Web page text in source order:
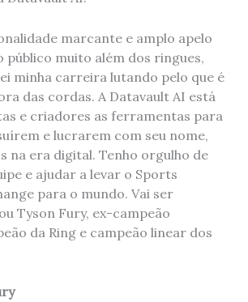
marcante e amplo apelo
público muito além dos ringues,
minha carreira lutando pelo que é
das cordas. A Datavault AI está
e criadores as ferramentas para
e lucrarem com seu nome,
na era digital. Tenho orgulho de
e ajudar a levar o Sports
para o mundo. Vai ser
Tyson Fury, ex-campeão
da Ring e campeão linear dos